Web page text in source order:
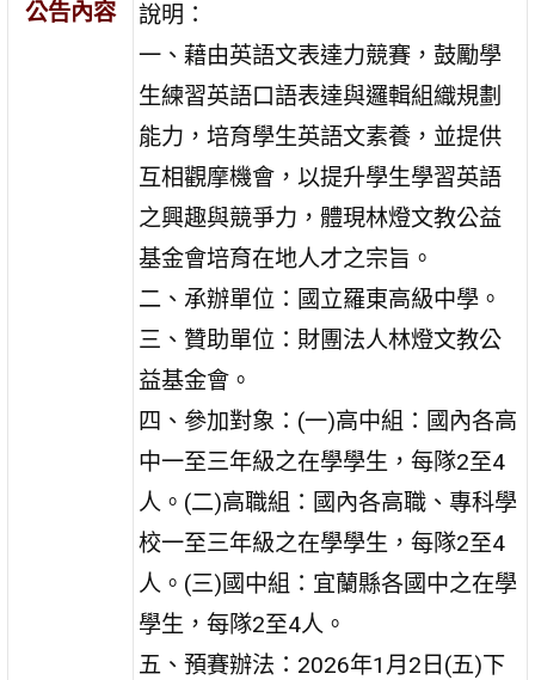
公告內容
說明：
一、藉由英語文表達力競賽，鼓勵學
生練習英語口語表達與邏輯組織規劃
能力，培育學生英語文素養，並提供
互相觀摩機會，以提升學生學習英語
之興趣與競爭力，體現林燈文教公益
基金會培育在地人才之宗旨。
二、承辦單位：國立羅東高級中學。
三、贊助單位：財團法人林燈文教公
益基金會。
四、參加對象：(一)高中組：國內各高
中一至三年級之在學學生，每隊2至4
人。(二)高職組：國內各高職、專科學
校一至三年級之在學學生，每隊2至4
人。(三)國中組：宜蘭縣各國中之在學
學生，每隊2至4人。
五、預賽辦法：2026年1月2日(五)下